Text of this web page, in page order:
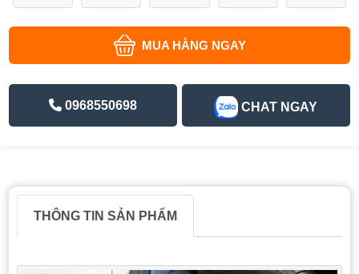
MUA HÀNG NGAY
0968550698 CHAT NGAY
THÔNG TIN SẢN PHẨM